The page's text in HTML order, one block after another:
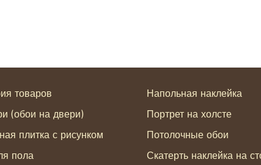
товаров
(обои на двери)
плитка с рисунком
пола
Напольная наклейка
Портрет на холсте
Потолочные обои
Скатерть наклейка на